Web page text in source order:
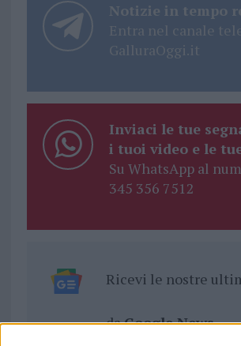
Notizie in tempo
Entra nel canale
GalluraOggi.it
Inviaci le tue
i tuoi video e le
Su WhatsApp al
345 356 7512
Ricevi le nostre
daGoogle News